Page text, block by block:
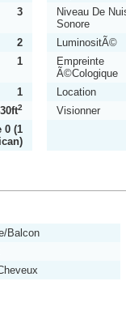
3
Niveau De
Sonore
2
LuminositÃ©
1
Empreinte
Ã©cologique
1
Location
2
Visionner
0 (1
Balcon